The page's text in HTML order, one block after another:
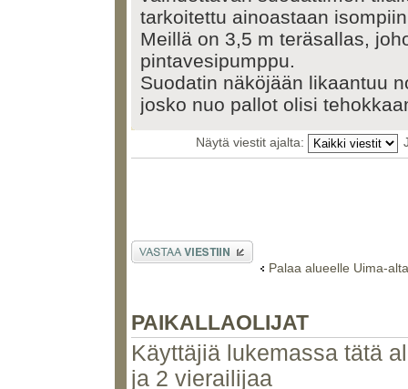
tarkoitettu ainoastaan
Meillä on 3,5 m teräsallas,
pintavesipumppu.
Suodatin näköjään likaantuu
josko nuo pallot olisi
Näytä viestit ajalta:
Lähetä vastaus
Palaa alueelle Uima-
PAIKALLAOLIJAT
Käyttäjiä lukemassa tätä
ja 2 vierailijaa